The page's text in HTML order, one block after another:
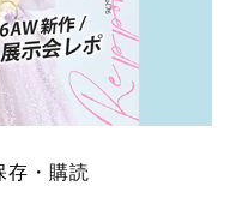
存・購読